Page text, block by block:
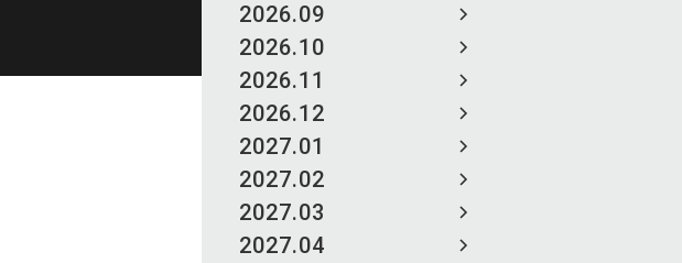
2026.09
2026.10
2026.11
2026.12
2027.01
2027.02
2027.03
2027.04